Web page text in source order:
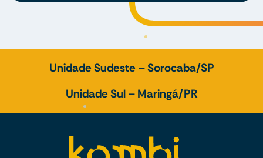
Unidade Sudeste – Sorocaba/SP
Unidade Sul – Maringá/PR